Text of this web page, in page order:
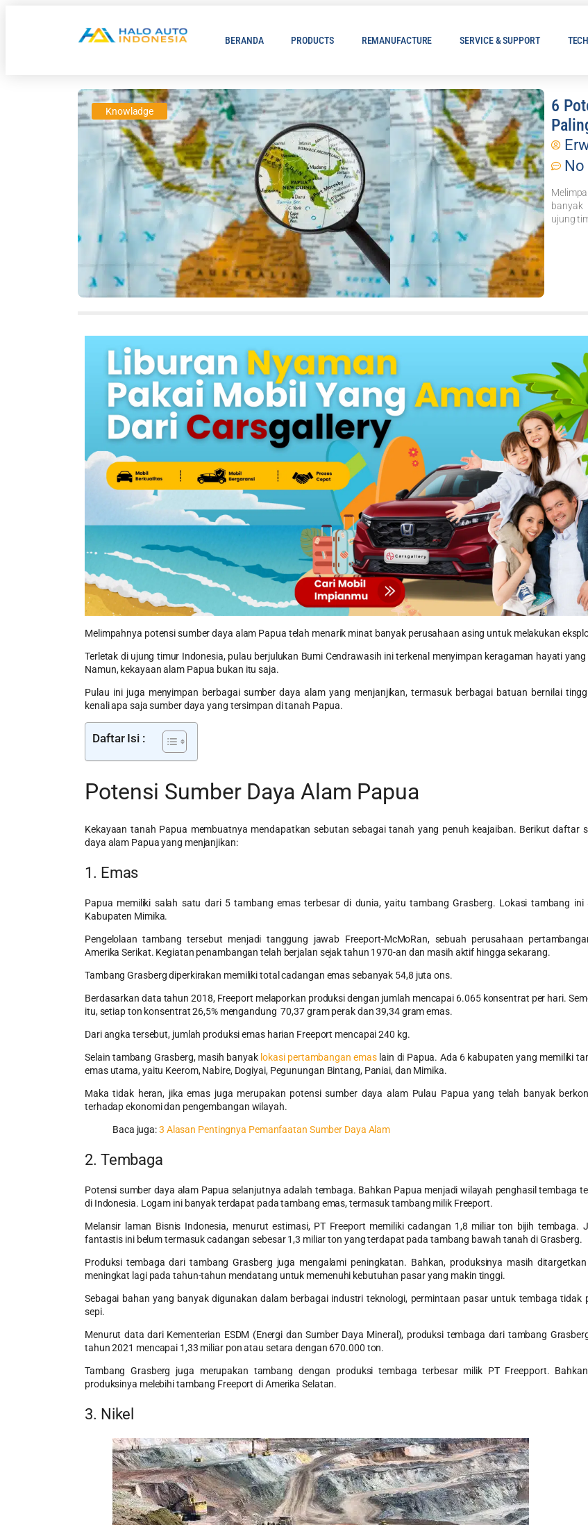
BERANDA PRODUCTS REMANUFACTURE SERVICE & SUPPORT
Knowladge
6
No
banyak
ujung
Melimpahnya potensi sumber daya alam Papua telah menarik minat banyak perusahaan asing untuk melakukan
Terletak di ujung timur Indonesia, pulau berjulukan Bumi Cendrawasih ini terkenal menyimpan keragaman hayati
Namun, kekayaan alam Papua bukan itu saja.
Pulau ini juga menyimpan berbagai sumber daya alam yang menjanjikan, termasuk berbagai batuan bernilai
kenali apa saja sumber daya yang tersimpan di tanah Papua.
Daftar Isi :
Potensi Sumber Daya Alam Papua
Kekayaan tanah Papua membuatnya mendapatkan sebutan sebagai tanah yang penuh keajaiban. Berikut daftar
daya alam Papua yang menjanjikan:
1. Emas
Papua memiliki salah satu dari 5 tambang emas terbesar di dunia, yaitu tambang Grasberg. Lokasi tambang ini
Kabupaten Mimika.
Pengelolaan tambang tersebut menjadi tanggung jawab Freeport-McMoRan, sebuah perusahaan
Amerika Serikat. Kegiatan penambangan telah berjalan sejak tahun 1970-an dan masih aktif hingga sekarang.
Tambang Grasberg diperkirakan memiliki total cadangan emas sebanyak 54,8 juta ons.
Berdasarkan data tahun 2018, Freeport melaporkan produksi dengan jumlah mencapai 6.065 konsentrat per hari.
itu, setiap ton konsentrat 26,5% mengandung 70,37 gram perak dan 39,34 gram emas.
Dari angka tersebut, jumlah produksi emas harian Freeport mencapai 240 kg.
Selain tambang Grasberg, masih banyak lokasi pertambangan emaslain di Papua. Ada 6 kabupaten yang memiliki
emas utama, yaitu Keerom, Nabire, Dogiyai, Pegunungan Bintang, Paniai, dan Mimika.
Maka tidak heran, jika emas juga merupakan potensi sumber daya alam Pulau Papua yang telah banyak
terhadap ekonomi dan pengembangan wilayah.
Baca juga:3 Alasan Pentingnya Pemanfaatan Sumber Daya Alam
2. Tembaga
Potensi sumber daya alam Papua selanjutnya adalah tembaga. Bahkan Papua menjadi wilayah penghasil tembaga
di Indonesia. Logam ini banyak terdapat pada tambang emas, termasuk tambang milik Freeport.
Melansir laman Bisnis Indonesia, menurut estimasi, PT Freeport memiliki cadangan 1,8 miliar ton bijih tembaga.
fantastis ini belum termasuk cadangan sebesar 1,3 miliar ton yang terdapat pada tambang bawah tanah di Grasberg.
Produksi tembaga dari tambang Grasberg juga mengalami peningkatan. Bahkan, produksinya masih
meningkat lagi pada tahun-tahun mendatang untuk memenuhi kebutuhan pasar yang makin tinggi.
Sebagai bahan yang banyak digunakan dalam berbagai industri teknologi, permintaan pasar untuk tembaga tidak
sepi.
Menurut data dari Kementerian ESDM (Energi dan Sumber Daya Mineral), produksi tembaga dari tambang
tahun 2021 mencapai 1,33 miliar pon atau setara dengan 670.000 ton.
Tambang Grasberg juga merupakan tambang dengan produksi tembaga terbesar milik PT Freepport.
produksinya melebihi tambang Freeport di Amerika Selatan.
3. Nikel